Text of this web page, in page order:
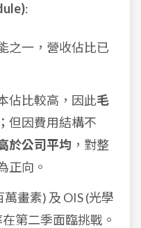
:
之一，營收佔比已
佔比較高，因此毛
；但因費用結構不
於公司平均 ，對整
正向。
畫素) 及 OIS (光學
第二季面臨挑戰。